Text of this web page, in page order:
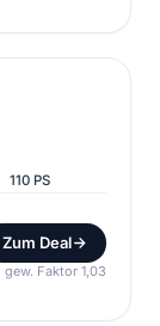
110 PS
Zum Deal
gew. Faktor 1,03